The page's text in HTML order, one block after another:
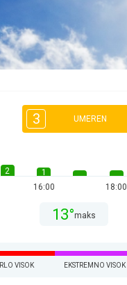
3 UMEREN
2
1
16:00
18:00
13°maks
VISOK EKSTREMNO VISOK